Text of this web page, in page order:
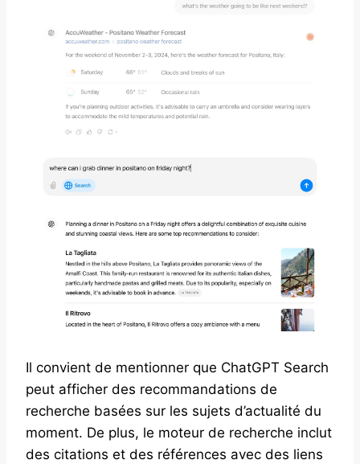
Il convient de mentionner que ChatGPT Search
peut afficher des recommandations de
recherche basées sur les sujets d’actualité du
moment. De plus, le moteur de recherche inclut
des citations et des références avec des liens